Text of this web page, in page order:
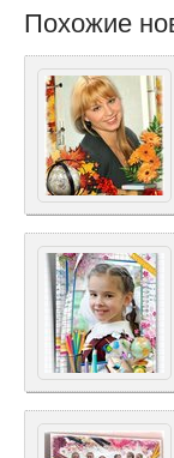
Похожие